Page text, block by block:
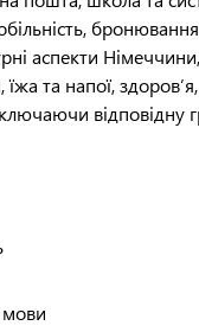
аспекти
та напої, здоров’я,
відповідну
мови